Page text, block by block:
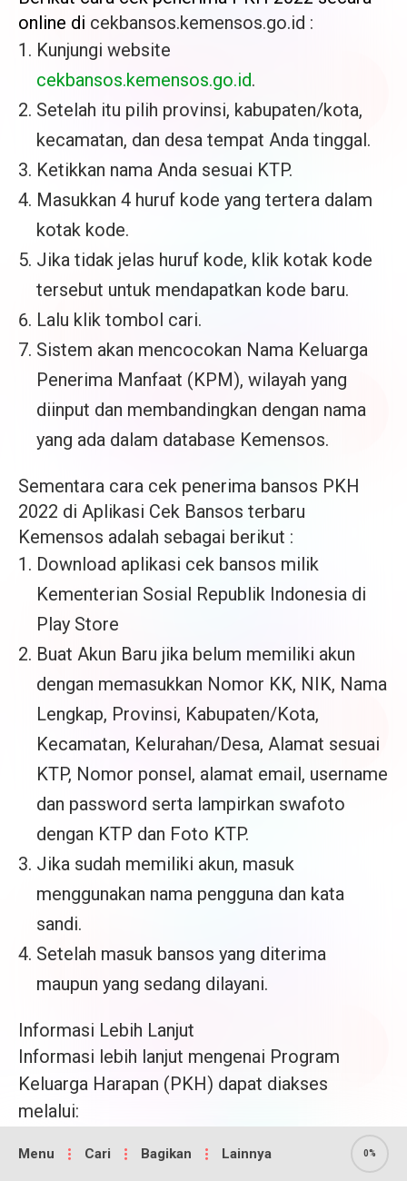
online di cekbansos.kemensos.go.id :
Kunjungi website
cekbansos.kemensos.go.id.
Setelah itu pilih provinsi, kabupaten/kota,
kecamatan, dan desa tempat Anda tinggal.
Ketikkan nama Anda sesuai KTP.
Masukkan 4 huruf kode yang tertera dalam
kotak kode.
Jika tidak jelas huruf kode, klik kotak kode
tersebut untuk mendapatkan kode baru.
Lalu klik tombol cari.
Sistem akan mencocokan Nama Keluarga
Penerima Manfaat (KPM), wilayah yang
diinput dan membandingkan dengan nama
yang ada dalam database Kemensos.
Sementara cara cek penerima bansos PKH
2022 di Aplikasi Cek Bansos terbaru
Kemensos adalah sebagai berikut :
Download aplikasi cek bansos milik
Kementerian Sosial Republik Indonesia di
Play Store
Buat Akun Baru jika belum memiliki akun
dengan memasukkan Nomor KK, NIK, Nama
Lengkap, Provinsi, Kabupaten/Kota,
Kecamatan, Kelurahan/Desa, Alamat sesuai
KTP, Nomor ponsel, alamat email, username
dan password serta lampirkan swafoto
dengan KTP dan Foto KTP.
Jika sudah memiliki akun, masuk
menggunakan nama pengguna dan kata
sandi.
Setelah masuk bansos yang diterima
maupun yang sedang dilayani.
Informasi Lebih Lanjut
Informasi lebih lanjut mengenai Program
Keluarga Harapan (PKH) dapat diakses
melalui:
Website PKH:https://pkh.kemensos.go.id/
Menu Cari Bagikan Lainnya 0%